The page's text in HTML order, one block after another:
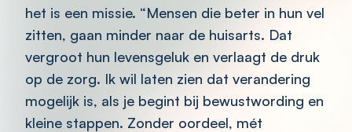
het is een missie. “Mensen die beter in hun vel
zitten, gaan minder naar de huisarts. Dat
vergroot hun levensgeluk en verlaagt de druk
op de zorg. Ik wil laten zien dat verandering
mogelijk is, als je begint bij bewustwording en
kleine stappen. Zonder oordeel, mét